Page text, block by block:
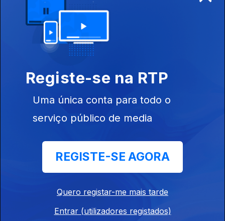
Convento da
Madre de Deus,
Ep. 9
Tibães, Braga
Registe-se na RTP
Uma única conta para todo o
serviço público de media
REGISTE-SE AGORA
Quero registar-me mais tarde
Entrar (utilizadores registados)